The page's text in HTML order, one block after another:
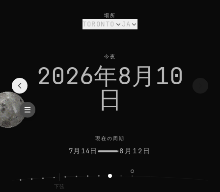
場所
TORONTO JA
今夜
2026年8月10
日
現在の周期
7月14日 8月12日
下弦